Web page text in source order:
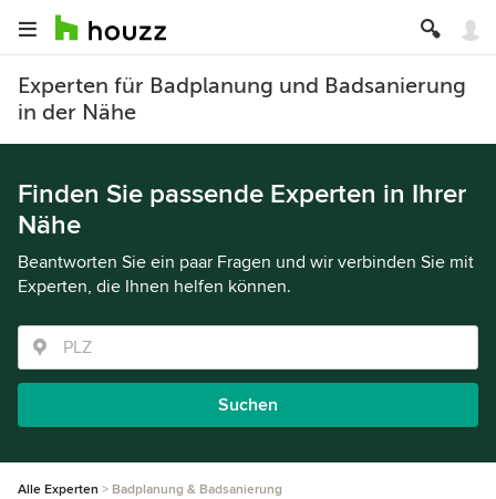
Experten für Badplanung und Badsanierung
in der Nähe
Finden Sie passende Experten in Ihrer
Nähe
Beantworten Sie ein paar Fragen und wir verbinden Sie mit
Experten, die Ihnen helfen können.
Suchen
Alle Experten Badplanung & Badsanierung